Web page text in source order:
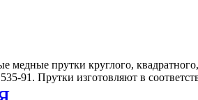
медные прутки круглого,
91. Прутки изготовляют в